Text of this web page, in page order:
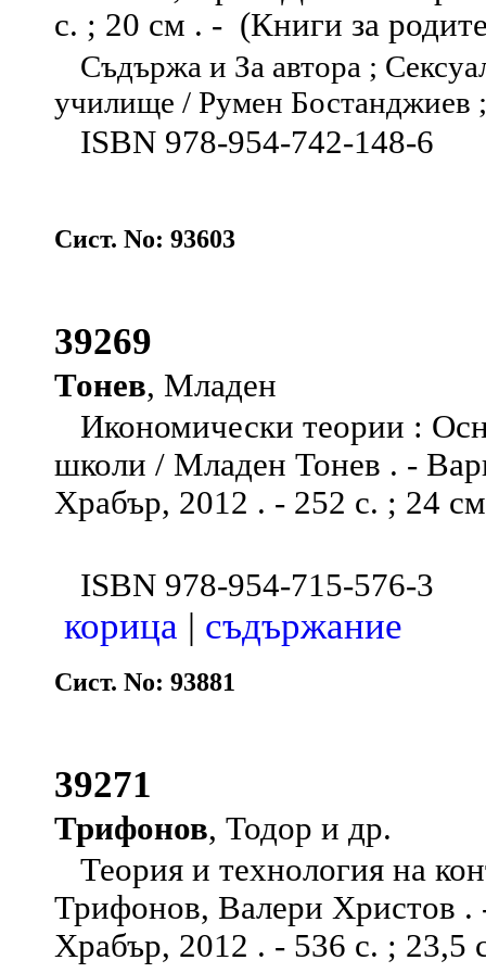
с. ; 20 см . - (Книги за
Съдържа и За автора ;
училище / Румен Бостанджиев
ISBN 978-954-742-148-6
Сист. No: 93603
39269
Тонев, Младен
Икономически теории :
школи / Младен Тонев . -
Храбър, 2012 . - 252 с. ; 24 см
ISBN 978-954-715-576-3
корица | съдържание
Сист. No: 93881
39271
Трифонов, Тодор и др.
Теория и технология на
Трифонов, Валери Христов
Храбър, 2012 . - 536 с. ; 23,5